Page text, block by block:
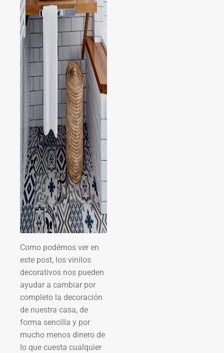
Como podémos ver en
este post, los vinilos
decorativos nos pueden
ayudar a cambiar por
completo la decoración
de nuestra casa, de
forma sencilla y por
mucho menos dinero de
lo que cuesta cualquier